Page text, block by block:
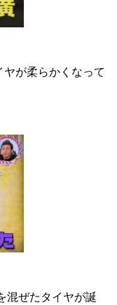
が柔らかくなって
混ぜたタイヤが誕